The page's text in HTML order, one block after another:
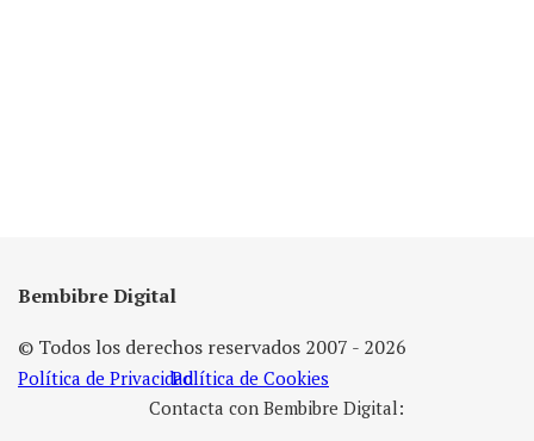
Bembibre Digital
© Todos los derechos reservados 2007 - 2026
Política de PrivacidadPolítica de Cookies
Contacta con Bembibre Digital: